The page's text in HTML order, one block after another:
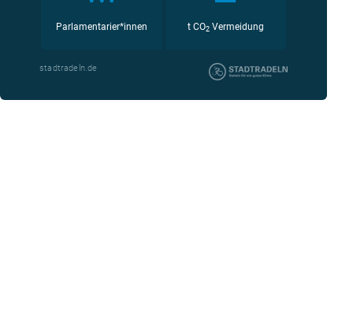
Parlamentarier*innen t CO2Vermeidung
stadtradeln.de